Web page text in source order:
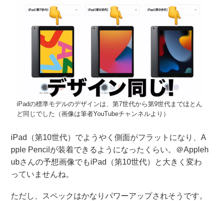
iPadの標準モデルのデザインは、第7世代から第9世代までほとん
ど同じでした（画像は筆者YouTubeチャンネルより）
iPad（第10世代）でようやく側面がフラットになり、A
pple Pencilが装着できるようになったくらい。＠Appleh
ubさんの予想画像でもiPad（第10世代）と大きく変わ
っていませんね。
ただし、スペックはかなりパワーアップされそうです。